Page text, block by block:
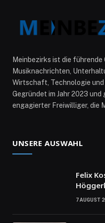
Meinbezirks ist die
Musiknachrichten,
Wirtschaft, Technologie
Gegründet im Jahr 2023 und
engagierter Freiwilliger, die
UNSERE AUSWAHL
Felix
7 AUGUST